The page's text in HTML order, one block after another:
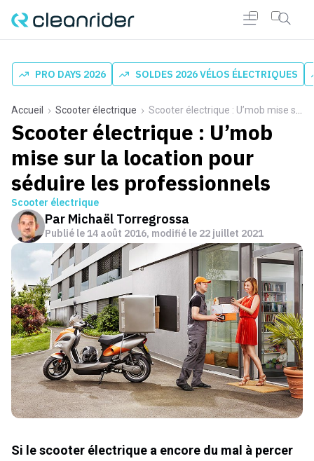
PRO DAYS 2026 SOLDES 2026 VÉLOS ÉLECTRIQUES
Accueil Scooter électrique Scooter électrique : U’mob mise sur la location pour séduire les professionnels
Scooter électrique : U’mob
mise sur la location pour
séduire les professionnels
Scooter électrique
Par Michaël Torregrossa
Publié le14 août 2016, modifié le 22 juillet 2021
Si le scooter électrique a encore du mal à percer